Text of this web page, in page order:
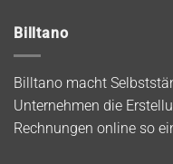
Billtano
Billtano macht
Unternehmen die
Rechnungen online so